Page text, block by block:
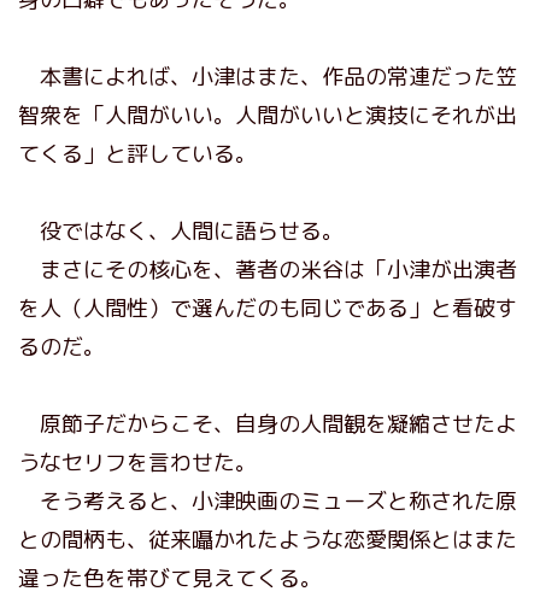
本書によれば、小津はまた、作品の常連だった笠
智衆を「人間がいい。人間がいいと演技にそれが出
てくる」と評している。
役ではなく、人間に語らせる。
まさにその核心を、著者の米谷は「小津が出演者
を人（人間性）で選んだのも同じである」と看破す
るのだ。
原節子だからこそ、自身の人間観を凝縮させたよ
うなセリフを言わせた。
そう考えると、小津映画のミューズと称された原
との間柄も、従来囁かれたような恋愛関係とはまた
違った色を帯びて見えてくる。